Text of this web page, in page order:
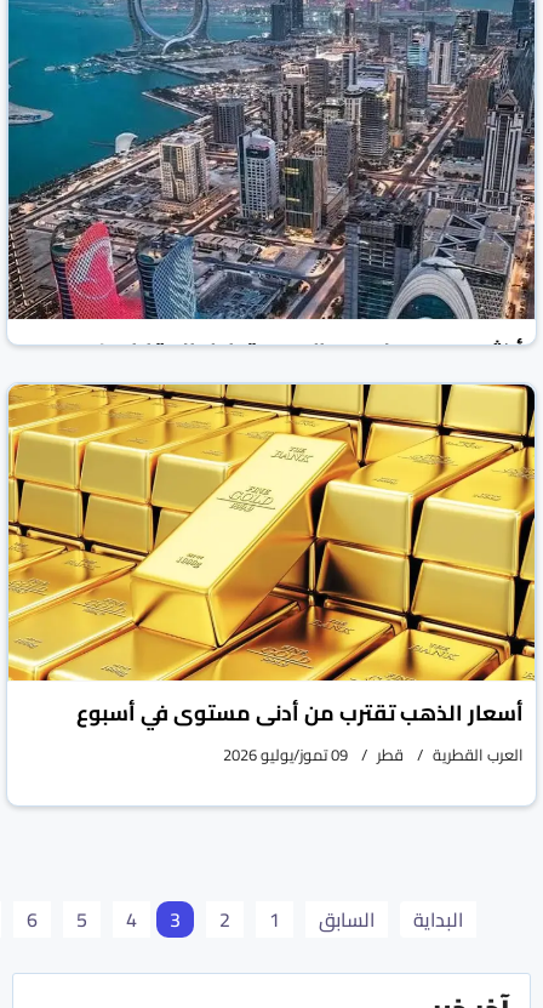
أكثر من 565 مليون ريال حجم تداول العقارات في
أسبوع
العرب القطرية قطر 09 تموز/يوليو 2026
أسعار الذهب تقترب من أدنى مستوى في أسبوع
العرب القطرية قطر 09 تموز/يوليو 2026
البداية السابق 1
2
3
4
5
6